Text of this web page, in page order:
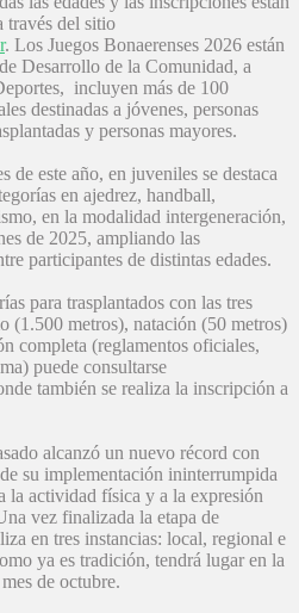
través del sitio
. Los Juegos Bonaerenses 2026 están
Desarrollo de la Comunidad, a
incluyen más de 100
destinadas a jóvenes, personas
y personas mayores.
de este año, en juveniles se destaca
en ajedrez, handball,
en la modalidad intergeneración,
de 2025, ampliando las
participantes de distintas edades.
para trasplantados con las tres
(1.500 metros), natación (50 metros)
completa (reglamentos oficiales,
puede consultarse
también se realiza la inscripción a
alcanzó un nuevo récord con
su implementación ininterrumpida
la actividad física y a la expresión
vez finalizada la etapa de
en tres instancias: local, regional e
ya es tradición, tendrá lugar en la
de octubre.